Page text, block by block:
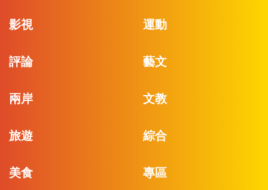
影視 運動
評論 藝文
兩岸 文教
旅遊 綜合
美食 專區